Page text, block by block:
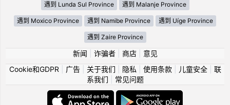
遇到 Lunda Sul Province 遇到 Malanje Province
遇到 Moxico Province 遇到 Namibe Province 遇到 Uíge Province
遇到 Zaire Province
新闻 诈骗者| 商店| 意见
Cookie和GDPR
广告| 关于我们 隐私 使用条款| 儿童安全| 联
系我们
常见问题